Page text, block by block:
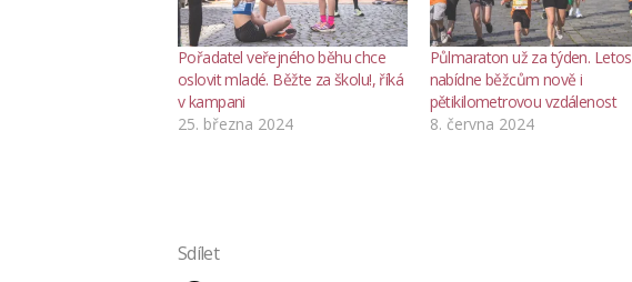
Pořadatel veřejného běhu chce
oslovit mladé. Běžte za školu!, říká
v kampani
25. března 2024
Půlmaraton už za týden. Letos
nabídne běžcům nově i
pětikilometrovou vzdálenost
8. června 2024
Sdílet